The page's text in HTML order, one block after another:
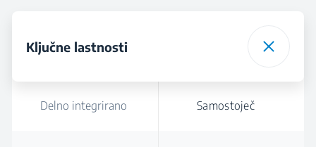
Ključne lastnosti
Delno integrirano Samostoječ